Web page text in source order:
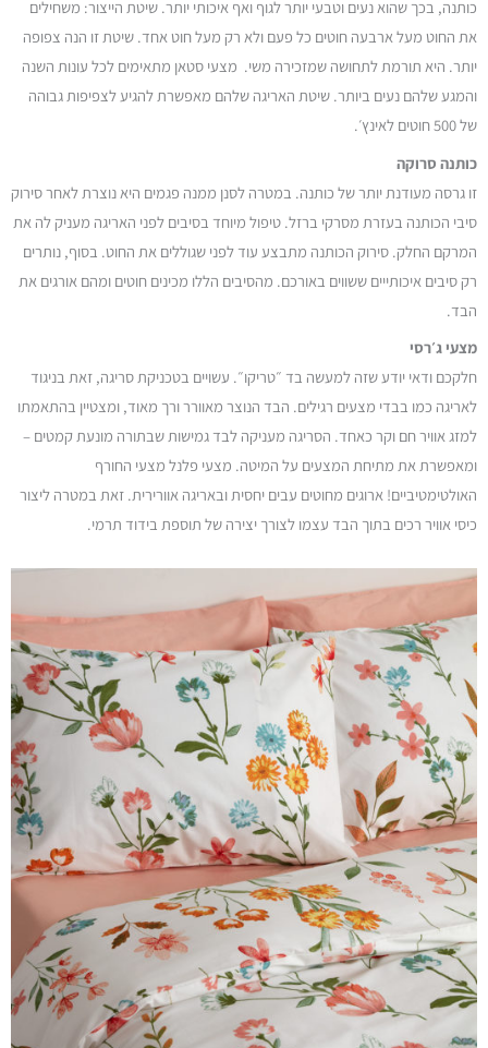
כותנה, בכך שהוא נעים וטבעי יותר לגוף ואף איכותי יותר. שיטת הייצור: משחילים
את החוט מעל ארבעה חוטים כל פעם ולא רק מעל חוט אחד. שיטת זו הנה צפופה
יותר. היא תורמת לתחושה שמזכירה משי. מצעי סטאן מתאימים לכל עונות השנה
והמגע שלהם נעים ביותר. שיטת האריגה שלהם מאפשרת להגיע לצפיפות גבוהה
של 500 חוטים לאינץ׳.
כותנה סרוקה
זו גרסה מעודנת יותר של כותנה. במטרה לסנן ממנה פגמים היא נוצרת לאחר סירוק
סיבי הכותנה בעזרת מסרקי ברזל. טיפול מיוחד בסיבים לפני האריגה מעניק לה את
המרקם החלק. סירוק הכותנה מתבצע עוד לפני שגוללים את החוט. בסוף, נותרים
רק סיבים איכותייים ששווים באורכם. מהסיבים הללו מכינים חוטים ומהם אורגים את
הבד.
מצעי ג׳רסי
חלקכם ודאי יודע שזה למעשה בד ״טריקו״. עשויים בטכניקת סריגה, זאת בניגוד
לאריגה כמו בבדי מצעים רגילים. הבד הנוצר מאוורר ורך מאוד, ומצטיין בהתאמתו
למזג אוויר חם וקר כאחד. הסריגה מעניקה לבד גמישות שבתורה מונעת קמטים –
ומאפשרת את מתיחת המצעים על המיטה. מצעי פלנל מצעי החורף
האולטימטיביים! ארוגים מחוטים עבים יחסית ובאריגה אוורירית. זאת במטרה ליצור
כיסי אוויר רכים בתוך הבד עצמו לצורך יצירה של תוספת בידוד תרמי.